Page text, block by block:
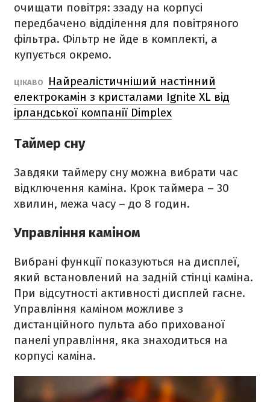
очищати повітря: ззаду на корпусі
передбачено відділення для повітряного
фільтра. Фільтр не йде в комплекті, а
купується окремо.
ЦІКАВО
Найреалістичніший настінний
електрокамін з кристалами Ignite XL від
ірландської компанії Dimplex
Таймер сну
Завдяки таймеру сну можна вибрати час
відключення каміна. Крок таймера – 30
хвилин, межа часу – до 8 годин.
Управління каміном
Вибрані функції показуються на дисплеї,
який встановлений на задній стінці каміна.
При відсутності активності дисплей гасне.
Управління каміном можливе з
дистанційного пульта або прихованої
панелі управління, яка знаходиться на
корпусі каміна.